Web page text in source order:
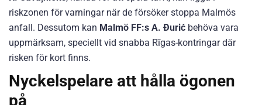
riskzonen för varningar när de försöker stoppa Malmös
anfall. Dessutom kan Malmö FF:s A. Đurić behöva vara
uppmärksam, speciellt vid snabba Rīgas-kontringar där
risken för kort finns.
Nyckelspelare att hålla ögonen
på